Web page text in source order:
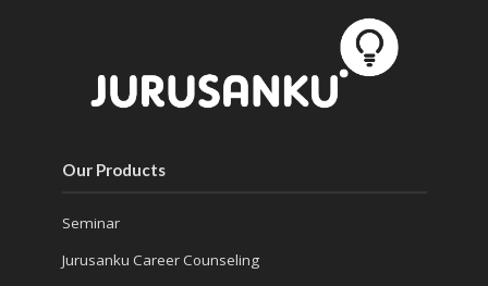
Our Products
Seminar
Jurusanku Career Counseling